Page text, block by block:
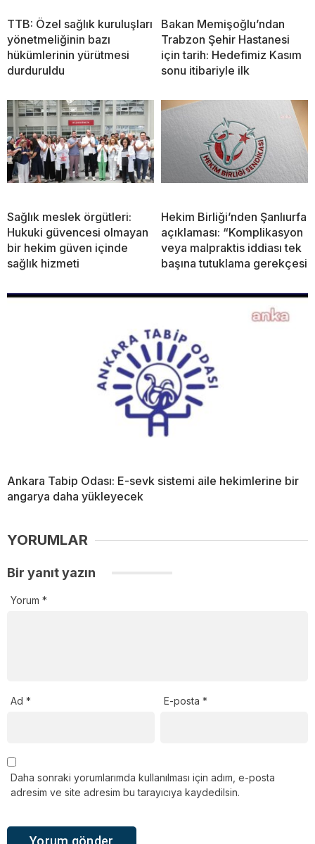
TTB: Özel sağlık kuruluşları
yönetmeliğinin bazı
hükümlerinin yürütmesi
durduruldu
Bakan Memişoğlu’ndan
Trabzon Şehir Hastanesi
için tarih: Hedefimiz Kasım
sonu itibariyle ilk
Sağlık meslek örgütleri:
Hukuki güvencesi olmayan
bir hekim güven içinde
sağlık hizmeti
Hekim Birliği’nden Şanlıurfa
açıklaması: “Komplikasyon
veya malpraktis iddiası tek
başına tutuklama gerekçesi
Ankara Tabip Odası: E-sevk sistemi aile hekimlerine bir
angarya daha yükleyecek
YORUMLAR
Bir yanıt yazın
Yorum *
Ad * E-posta*
Daha sonraki yorumlarımda kullanılması için adım, e-posta
adresim ve site adresim bu tarayıcıya kaydedilsin.